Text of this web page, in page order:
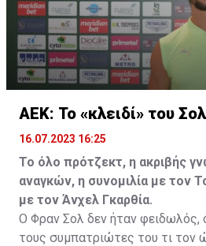
ΑΕΚ: Το «κλειδί» του Σολ
16.07.2023 16:25
Το όλο πρότζεκτ, η ακριβής
αναγκών, η συνομιλία με τον
με τον Άνχελ Γκαρθία.
Ο Φραν Σολ δεν ήταν φειδωλός,
τους συμπατριώτες του τι τον